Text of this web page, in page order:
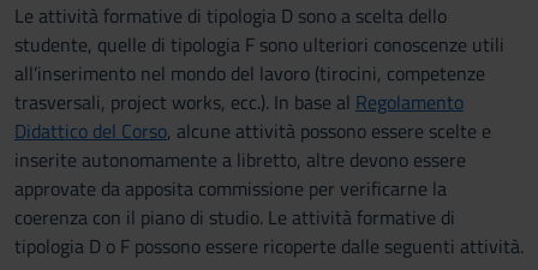
Le attività formative di tipologia D sono a scelta dello
studente, quelle di tipologia F sono ulteriori conoscenze utili
all’inserimento nel mondo del lavoro (tirocini, competenze
trasversali, project works, ecc.). In base al Regolamento
Didattico del Corso, alcune attività possono essere scelte e
inserite autonomamente a libretto, altre devono essere
approvate da apposita commissione per verificarne la
coerenza con il piano di studio. Le attività formative di
tipologia D o F possono essere ricoperte dalle seguenti attività.